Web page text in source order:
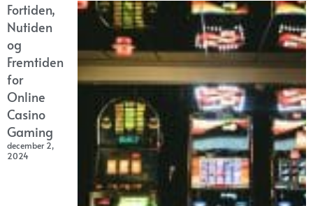
Fortiden,
Nutiden
og
Fremtiden
for
Online
Casino
Gaming
december 2,
2024